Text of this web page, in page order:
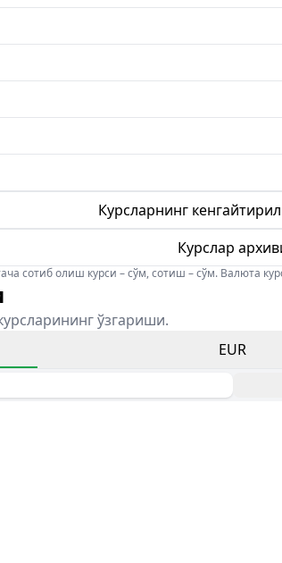
Курсларнинг
Курслар
сотиб олиш курси – сўм, сотиш – сўм. Валюта
ўзгариши.
EUR